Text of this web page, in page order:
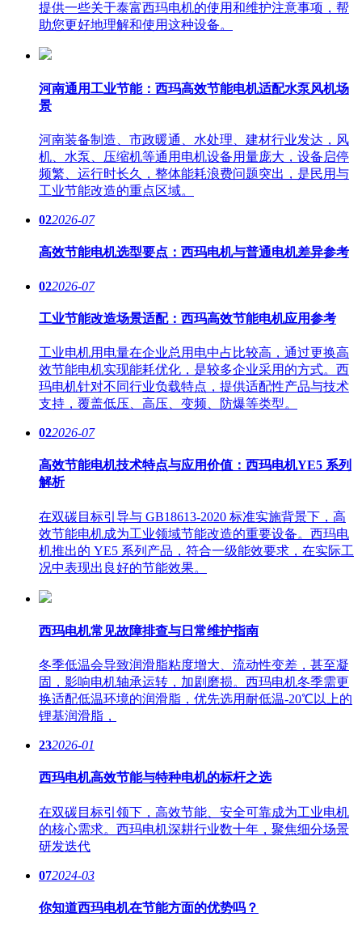
提供一些关于泰富西玛电机的使用和维护注意事项，帮
助您更好地理解和使用这种设备。
河南通用工业节能：西玛高效节能电机适配水泵风机场
景
河南装备制造、市政暖通、水处理、建材行业发达，风
机、水泵、压缩机等通用电机设备用量庞大，设备启停
频繁、运行时长久，整体能耗浪费问题突出，是民用与
工业节能改造的重点区域。
022026-07
高效节能电机选型要点：西玛电机与普通电机差异参考
022026-07
工业节能改造场景适配：西玛高效节能电机应用参考
工业电机用电量在企业总用电中占比较高，通过更换高
效节能电机实现能耗优化，是较多企业采用的方式。西
玛电机针对不同行业负载特点，提供适配性产品与技术
支持，覆盖低压、高压、变频、防爆等类型。
022026-07
高效节能电机技术特点与应用价值：西玛电机YE5 系列
解析
在双碳目标引导与 GB18613-2020 标准实施背景下，高
效节能电机成为工业领域节能改造的重要设备。西玛电
机推出的 YE5 系列产品，符合一级能效要求，在实际工
况中表现出良好的节能效果。
西玛电机常见故障排查与日常维护指南
冬季低温会导致润滑脂粘度增大、流动性变差，甚至凝
固，影响电机轴承运转，加剧磨损。西玛电机冬季需更
换适配低温环境的润滑脂，优先选用耐低温-20℃以上的
锂基润滑脂，
232026-01
西玛电机高效节能与特种电机的标杆之选
在双碳目标引领下，高效节能、安全可靠成为工业电机
的核心需求。西玛电机深耕行业数十年，聚焦细分场景
研发迭代
072024-03
你知道西玛电机在节能方面的优势吗？